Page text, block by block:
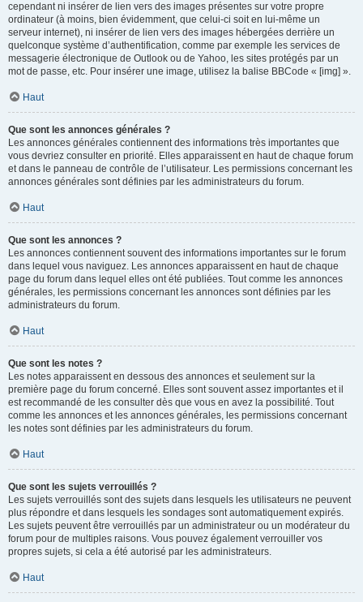
cependant ni insérer de lien vers des images présentes sur votre propre
ordinateur (à moins, bien évidemment, que celui-ci soit en lui-même un
serveur internet), ni insérer de lien vers des images hébergées derrière un
quelconque système d’authentification, comme par exemple les services de
messagerie électronique de Outlook ou de Yahoo, les sites protégés par un
mot de passe, etc. Pour insérer une image, utilisez la balise BBCode « [img] ».
Haut
Que sont les annonces générales ?
Les annonces générales contiennent des informations très importantes que
vous devriez consulter en priorité. Elles apparaissent en haut de chaque forum
et dans le panneau de contrôle de l’utilisateur. Les permissions concernant les
annonces générales sont définies par les administrateurs du forum.
Haut
Que sont les annonces ?
Les annonces contiennent souvent des informations importantes sur le forum
dans lequel vous naviguez. Les annonces apparaissent en haut de chaque
page du forum dans lequel elles ont été publiées. Tout comme les annonces
générales, les permissions concernant les annonces sont définies par les
administrateurs du forum.
Haut
Que sont les notes ?
Les notes apparaissent en dessous des annonces et seulement sur la
première page du forum concerné. Elles sont souvent assez importantes et il
est recommandé de les consulter dès que vous en avez la possibilité. Tout
comme les annonces et les annonces générales, les permissions concernant
les notes sont définies par les administrateurs du forum.
Haut
Que sont les sujets verrouillés ?
Les sujets verrouillés sont des sujets dans lesquels les utilisateurs ne peuvent
plus répondre et dans lesquels les sondages sont automatiquement expirés.
Les sujets peuvent être verrouillés par un administrateur ou un modérateur du
forum pour de multiples raisons. Vous pouvez également verrouiller vos
propres sujets, si cela a été autorisé par les administrateurs.
Haut